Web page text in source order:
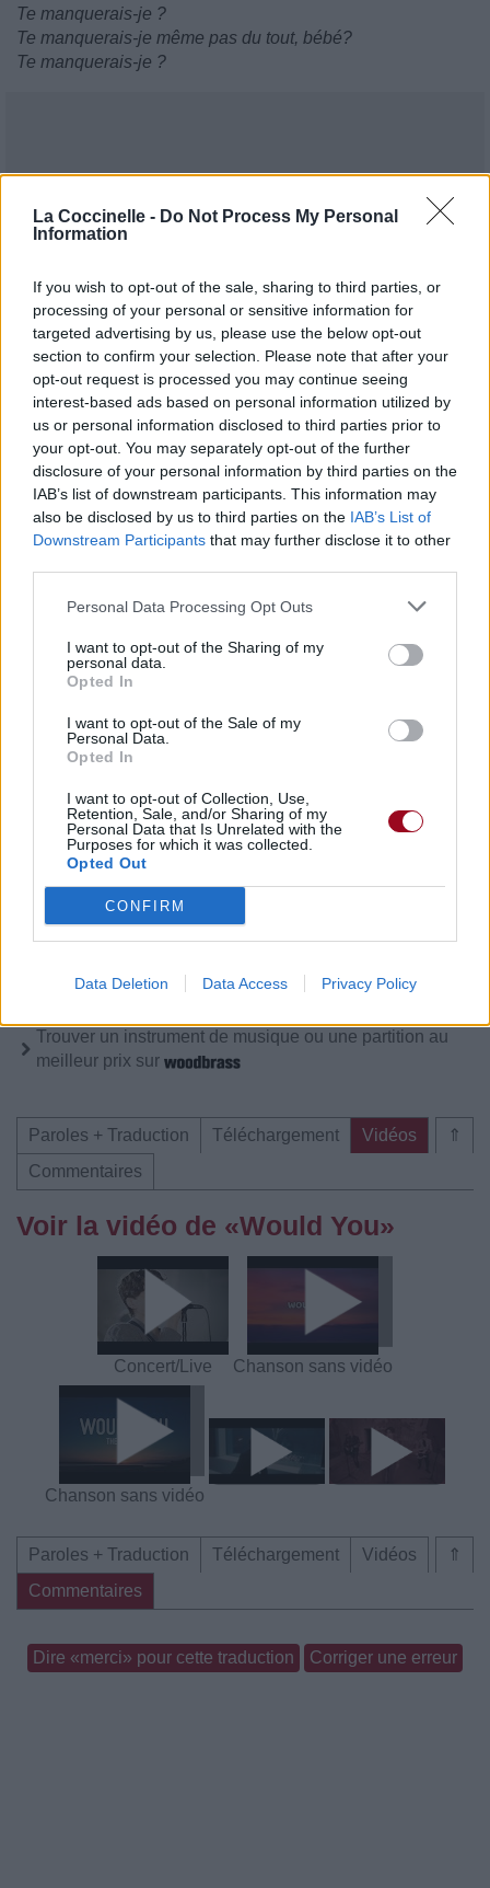
La Coccinelle - Do Not Process My Personal
Information
If you wish to opt-out of the sale, sharing to third parties, or
processing of your personal or sensitive information for
targeted advertising by us, please use the below opt-out
section to confirm your selection. Please note that after your
opt-out request is processed you may continue seeing
interest-based ads based on personal information utilized by
us or personal information disclosed to third parties prior to
your opt-out. You may separately opt-out of the further
disclosure of your personal information by third parties on the
IAB’s list of downstream participants. This information may
also be disclosed by us to third parties on the IAB’s List of
Downstream Participants that may further disclose it to other
Personal Data Processing Opt Outs
I want to opt-out of the Sharing of my
personal data.
Opted In
I want to opt-out of the Sale of my
Personal Data.
Opted In
I want to opt-out of Collection, Use,
Retention, Sale, and/or Sharing of my
Personal Data that Is Unrelated with the
Purposes for which it was collected.
Opted Out
CONFIRM
Data Deletion Data Access Privacy Policy
Te manquerais-je ?
Te manquerais-je même pas du tout, bébé?
Te manquerais-je ?
Publié parLoufox 8605 3 3 5 le 18 octobre 2020 à
6h59.
Albums : Cherry Blossom
Paroles + Traduction Téléchargement
Vidéos
Commentaires
Pour prolonger le plaisir musical :
Vous aimez chanter, apprenez la guitare chez
Télécharger légalement les MP3 sur
Trouver un instrument de musique ou une partition au
meilleur prix sur
⇑
Paroles + Traduction Téléchargement
Vidéos
Commentaires
Voir la vidéo de «Would You»
Concert/Live Chanson sans vidéo
Chanson sans vidéo
⇑
Paroles + Traduction Téléchargement
Vidéos
Commentaires
Dire «merci» pour cette traduction Corriger une erreur